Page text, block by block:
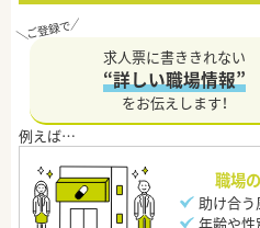
求人票に書ききれない
“詳しい職場情報”
をお伝えします！
職場
助け合う
年齢や性